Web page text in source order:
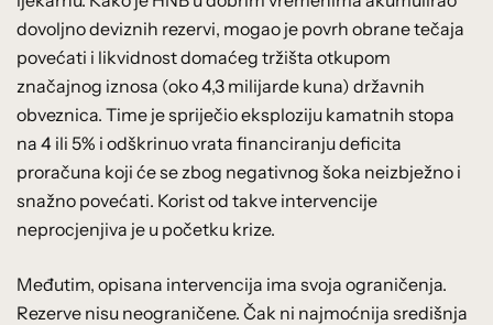
dovoljno deviznih rezervi, mogao je povrh obrane tečaja
povećati i likvidnost domaćeg tržišta otkupom
značajnog iznosa (oko 4,3 milijarde kuna) državnih
obveznica. Time je spriječio eksploziju kamatnih stopa
na 4 ili 5% i odškrinuo vrata financiranju deficita
proračuna koji će se zbog negativnog šoka neizbježno i
snažno povećati. Korist od takve intervencije
neprocjenjiva je u početku krize.
Međutim, opisana intervencija ima svoja ograničenja.
Rezerve nisu neograničene. Čak ni najmoćnija središnja